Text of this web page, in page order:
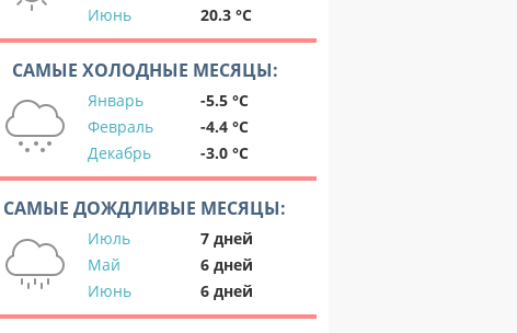
Июнь
20.3 °C
САМЫЕ ХОЛОДНЫЕ МЕСЯЦЫ:
Январь
-5.5 °C
Февраль
-4.4 °C
Декабрь
-3.0 °C
САМЫЕ ДОЖДЛИВЫЕ МЕСЯЦЫ:
Июль
7 дней
Май
6 дней
Июнь
6 дней